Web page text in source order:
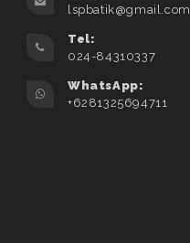
lspbatik@gmail.com
Tel:
024-84310337
WhatsApp:
+6281325694711